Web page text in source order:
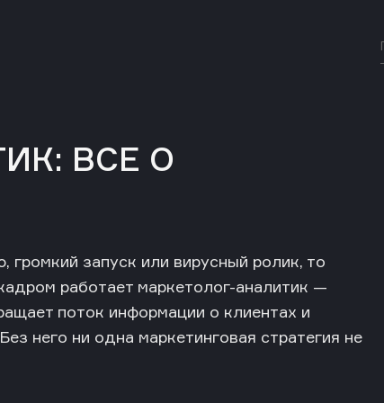
ВСЕ О
запуск или вирусный ролик, то
работает маркетолог-аналитик —
поток информации о клиентах и
него ни одна маркетинговая стратегия не